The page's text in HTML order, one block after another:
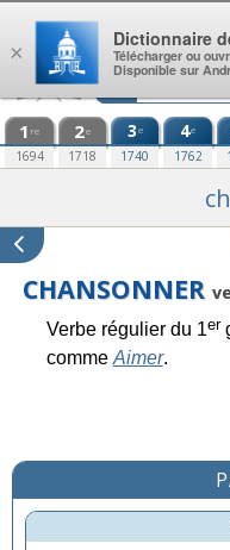
Aller au contenu
1 re
1694
2e
1718
3e
1740
4e
1762
CHANSONNER
Verbe régulier du 1er
comme Aimer.
×
Dictionnaire
Télécharger ou
Disponible sur